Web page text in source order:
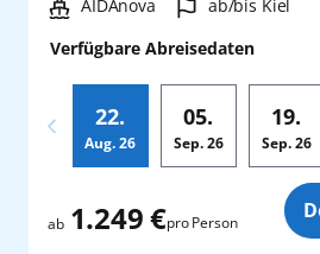
AIDAnova
ab/bis Kiel
Verfügbare Abreisedaten
22.
Aug. 26
05.
Sep.26
19.
Sep.26
ab 1.249 €pro Person